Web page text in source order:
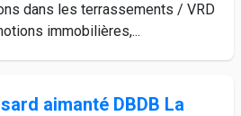
dans les terrassements / VRD
immobilières,...
aimanté DBDB La